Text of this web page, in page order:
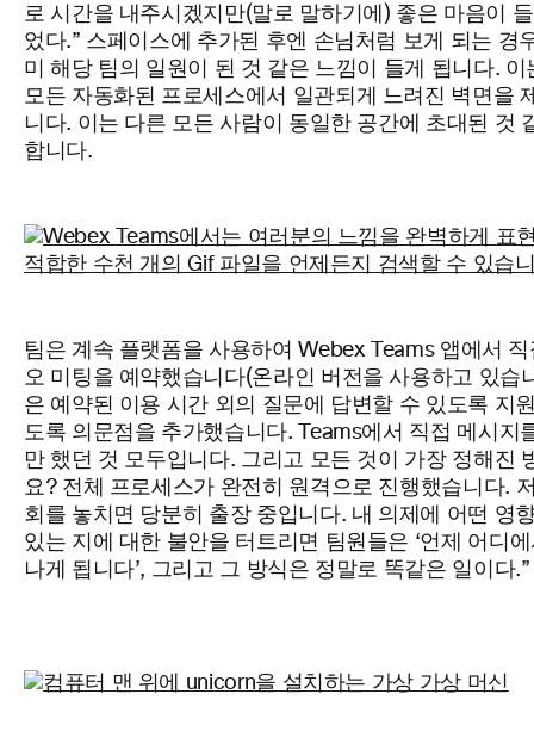
로 시간을 내주시겠지만(말로 말하기에) 좋은 마음이
었다.” 스페이스에 추가된 후엔 손님처럼 보게 되는 경
미 해당 팀의 일원이 된 것 같은 느낌이 들게 됩니다. 이
모든 자동화된 프로세스에서 일관되게 느려진 벽면을
니다. 이는 다른 모든 사람이 동일한 공간에 초대된 것
합니다.
팀은 계속 플랫폼을 사용하여 Webex Teams 앱에서
오 미팅을 예약했습니다(온라인 버전을 사용하고 있습
은 예약된 이용 시간 외의 질문에 답변할 수 있도록 지
도록 의문점을 추가했습니다. Teams에서 직접 메시지
만 했던 것 모두입니다. 그리고 모든 것이 가장 정해진
요? 전체
프로세스가 완전히 원격으로 진행했습니다.
회를 놓치면 당분히 출장 중입니다. 내 의제에 어떤 영
있는 지에 대한 불안을 터트리면 팀원들은 ‘언제 어디
나게 됩니다’, 그리고 그 방식은 정말로 똑같은 일이다.”